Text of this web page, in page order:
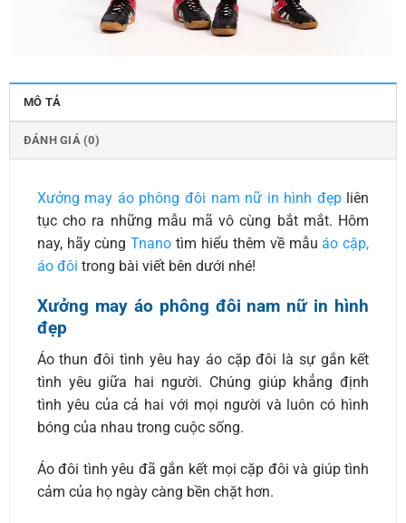
MÔ TẢ
ĐÁNH GIÁ (0)
Xưởng may áo phông đôi nam nữ in hình đẹpliên
tục cho ra những mẫu mã vô cùng bắt mắt. Hôm
nay, hãy cùngTnano tìm hiểu thêm về mẫuáo cặp,
áo đôi trong bài viết bên dưới nhé!
Xưởng may áo phông đôi nam nữ in hình
đẹp
Áo thun đôi tình yêu hay áo cặp đôi là sự gắn kết
tình yêu giữa hai người. Chúng giúp khẳng định
tình yêu của cả hai với mọi người và luôn có hình
bóng của nhau trong cuộc sống.
Áo đôi tình yêu đã gắn kết mọi cặp đôi và giúp tình
cảm của họ ngày càng bền chặt hơn.